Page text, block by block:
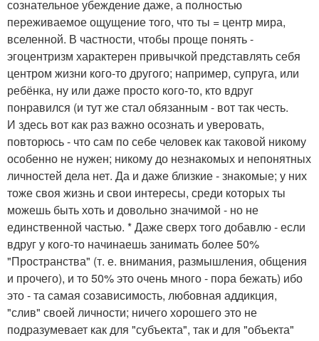
сознательное убеждение даже, а полностью
переживаемое ощущение того, что ты = центр мира,
вселенной. В частности, чтобы проще понять -
эгоцентризм характерен привычкой представлять себя
центром жизни кого-то другого; например, супруга, или
ребёнка, ну или даже просто кого-то, кто вдруг
понравился (и тут же стал обязанным - вот так честь.
И здесь вот как раз важно осознать и уверовать,
повторюсь - что сам по себе человек как таковой никому
особенно не нужен; никому до незнакомых и непонятных
личностей дела нет. Да и даже близкие - знакомые; у них
тоже своя жизнь и свои интересы, среди которых ты
можешь быть хоть и довольно значимой - но не
единственной частью. * Даже сверх того добавлю - если
вдруг у кого-то начинаешь занимать более 50%
"Пространства" (т. е. внимания, размышления, общения
и прочего), и то 50% это очень много - пора бежать) ибо
это - та самая созависимость, любовная аддикция,
"слив" своей личности; ничего хорошего это не
подразумевает как для "субъекта", так и для "объекта"